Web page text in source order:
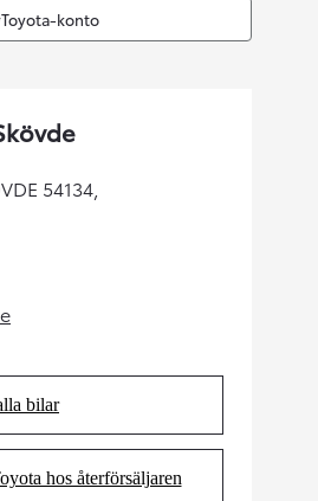
konto
54134,
tab)
bilar
(Opens in new tab)
hos återförsäljaren
(Opens in new tab)